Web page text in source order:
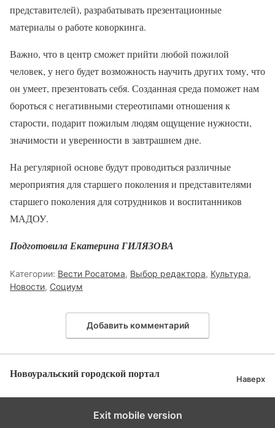
представителей), разрабатывать презентационные
материалы о работе коворкинга.
Важно, что в центр сможет прийти любой пожилой
человек, у него будет возможность научить других тому, что
он умеет, презентовать себя. Созданная среда поможет нам
бороться с негативными стереотипами отношения к
старости, подарит пожилым людям ощущение нужности,
значимости и уверенности в завтрашнем дне.
На регулярной основе будут проводиться различные
мероприятия для старшего поколения и представителями
старшего поколения для сотрудников и воспитанников
МАДОУ.
Подготовила Екатерина ГИЛЯЗОВА
Категории: Вести Росатома, Выбор редактора, Культура,
Новости, Социум
Добавить комментарий
Новоуральский городской портал Наверх
Exit mobile version